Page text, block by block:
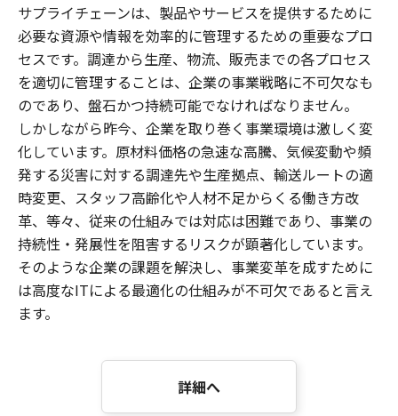
サプライチェーンは、製品やサービスを提供するために
必要な資源や情報を効率的に管理するための重要なプロ
セスです。調達から生産、物流、販売までの各プロセス
を適切に管理することは、企業の事業戦略に不可欠なも
のであり、盤石かつ持続可能でなければなりません。
しかしながら昨今、企業を取り巻く事業環境は激しく変
化しています。原材料価格の急速な高騰、気候変動や頻
発する災害に対する調達先や生産拠点、輸送ルートの適
時変更、スタッフ高齢化や人材不足からくる働き方改
革、等々、従来の仕組みでは対応は困難であり、事業の
持続性・発展性を阻害するリスクが顕著化しています。
そのような企業の課題を解決し、事業変革を成すために
は高度なITによる最適化の仕組みが不可欠であると言え
ます。
詳細へ